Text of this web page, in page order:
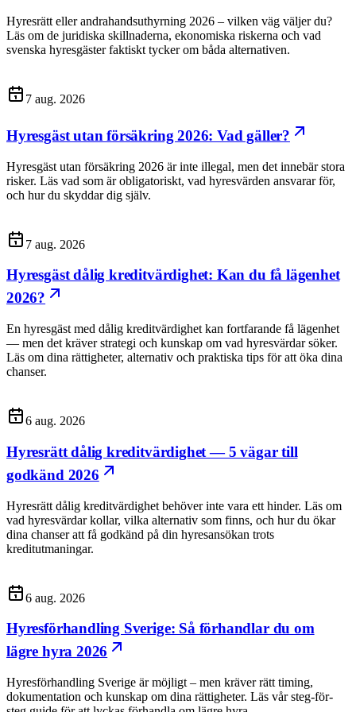
Hyresrätt eller andrahandsuthyrning 2026 – vilken väg väljer du?
Läs om de juridiska skillnaderna, ekonomiska riskerna och vad
svenska hyresgäster faktiskt tycker om båda alternativen.
7 aug. 2026
Hyresgäst utan försäkring 2026: Vad gäller?
Hyresgäst utan försäkring 2026 är inte illegal, men det innebär stora
risker. Läs vad som är obligatoriskt, vad hyresvärden ansvarar för,
och hur du skyddar dig själv.
7 aug. 2026
Hyresgäst dålig kreditvärdighet: Kan du få lägenhet
2026?
En hyresgäst med dålig kreditvärdighet kan fortfarande få lägenhet
— men det kräver strategi och kunskap om vad hyresvärdar söker.
Läs om dina rättigheter, alternativ och praktiska tips för att öka dina
chanser.
6 aug. 2026
Hyresrätt dålig kreditvärdighet — 5 vägar till
godkänd 2026
Hyresrätt dålig kreditvärdighet behöver inte vara ett hinder. Läs om
vad hyresvärdar kollar, vilka alternativ som finns, och hur du ökar
dina chanser att få godkänd på din hyresansökan trots
kreditutmaningar.
6 aug. 2026
Hyresförhandling Sverige: Så förhandlar du om
lägre hyra 2026
Hyresförhandling Sverige är möjligt – men kräver rätt timing,
dokumentation och kunskap om dina rättigheter. Läs vår steg-för-